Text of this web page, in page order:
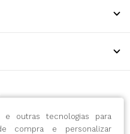
outras tecnologias para
compra e personalizar